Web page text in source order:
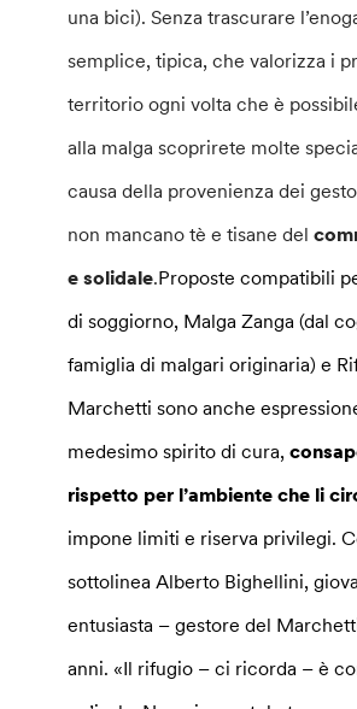
una bici). Senza trascurare
semplice, tipica, che valorizza i
territorio ogni volta che è
alla malga scoprirete molte
causa della provenienza dei
non mancano tè e tisane del
e solidale.Proposte compatibili
di soggiorno, Malga Zanga (dal
famiglia di malgari originaria) e
Marchetti sono anche
medesimo spirito di cura,
rispetto per l’ambiente che li
impone limiti e riserva privilegi.
sottolinea Alberto Bighellini,
entusiasta – gestore del
anni. «Il rifugio – ci ricorda – è